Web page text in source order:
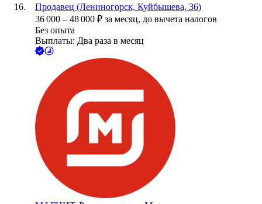
Продавец (Лениногорск, Куйбышева, 36)
36 000 – 48 000 ₽ за месяц, до вычета налогов
Без опыта
Выплаты: Два раза в месяц